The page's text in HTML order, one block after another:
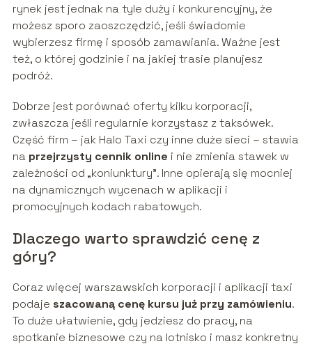
rynek jest jednak na tyle duży i konkurencyjny, że
możesz sporo zaoszczędzić, jeśli świadomie
wybierzesz firmę i sposób zamawiania. Ważne jest
też, o której godzinie i na jakiej trasie planujesz
podróż.
Dobrze jest porównać oferty kilku korporacji,
zwłaszcza jeśli regularnie korzystasz z taksówek.
Część firm – jak Halo Taxi czy inne duże sieci – stawia
na przejrzysty cennik online i nie zmienia stawek w
zależności od „koniunktury”. Inne opierają się mocniej
na dynamicznych wycenach w aplikacji i
promocyjnych kodach rabatowych.
Dlaczego warto sprawdzić cenę z
góry?
Coraz więcej warszawskich korporacji i aplikacji taxi
podaje szacowaną cenę kursu już przy zamówieniu.
To duże ułatwienie, gdy jedziesz do pracy, na
spotkanie biznesowe czy na lotnisko i masz konkretny